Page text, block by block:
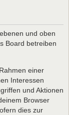
und oben
Board betreiben
einer
Interessen
und Aktionen
Browser
dies zur